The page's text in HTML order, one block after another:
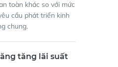
toàn khác so với mức
cầu phát triển kinh
chung.
tăng lãi suất